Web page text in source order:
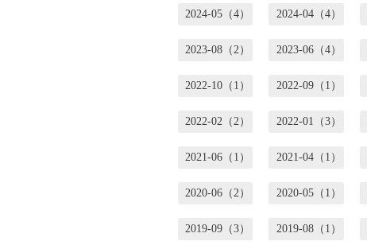
2024-05（4） 2024-04（4）
2023-08（2） 2023-06（4）
2022-10（1） 2022-09（1）
2022-02（2） 2022-01（3）
2021-06（1） 2021-04（1）
2020-06（2） 2020-05（1）
2019-09（3） 2019-08（1）